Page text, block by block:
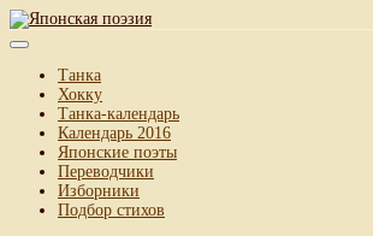
Танка
Хокку
Танка-календарь
Календарь 2016
Японские поэты
Переводчики
Изборники
Подбор стихов